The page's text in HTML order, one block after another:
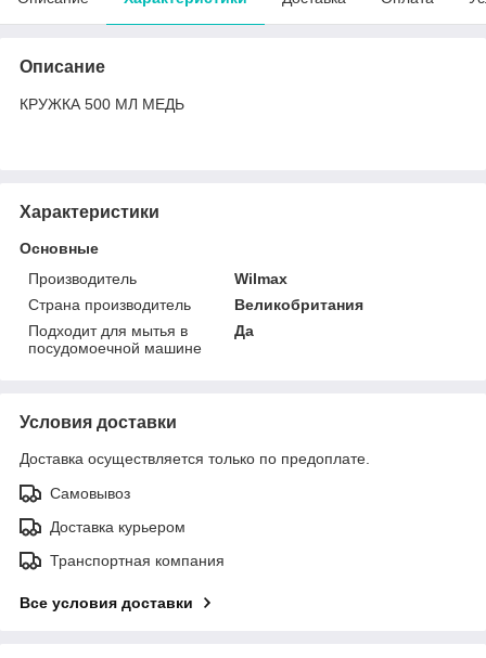
Описание
КРУЖКА 500 МЛ МЕДЬ
Характеристики
Основные
Производитель
Wilmax
Страна производитель
Великобритания
Подходит для мытья в
посудомоечной машине
Да
Условия доставки
Доставка осуществляется только по предоплате.
Самовывоз
Доставка курьером
Транспортная компания
Все условия доставки